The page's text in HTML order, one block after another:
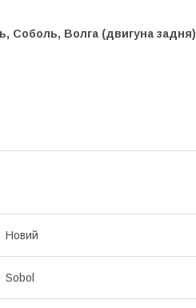
Соболь, Волга (двигуна задня)
Новий
Sobol